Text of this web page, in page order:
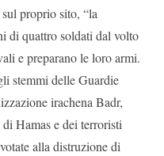
sul proprio sito, “la
di quattro soldati dal volto
e preparano le loro armi.
stemmi delle Guardie
irachena Badr,
Hamas e dei terroristi
alla distruzione di